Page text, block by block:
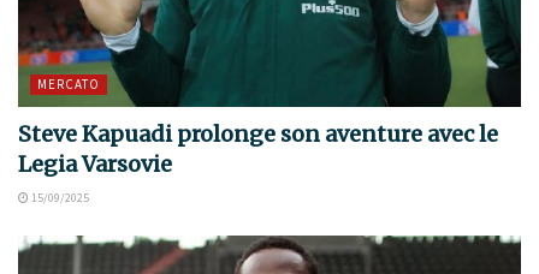
MERCATO
Steve Kapuadi prolonge son aventure avec le
Legia Varsovie
15/09/2025